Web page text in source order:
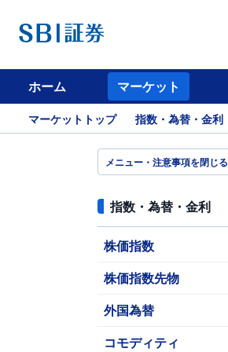
ホーム マーケット
マーケットトップ 指数・為替・金利
メニュー・注意事項を閉じる
指数・為替・金利
株価指数
株価指数先物
外国為替
コモディティ